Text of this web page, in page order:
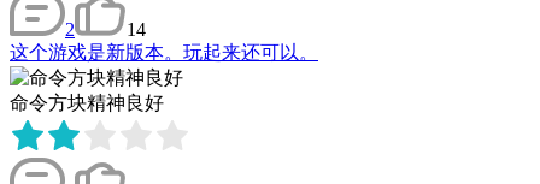
2
14
这个游戏是新版本。玩起来还可以。
命令方块精神良好